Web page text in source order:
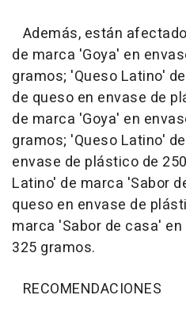
Además, están
de marca 'Goya' en
gramos; 'Queso Latino'
de queso en envase de
de marca 'Goya' en
gramos; 'Queso Latino'
envase de plástico de
Latino' de marca 'Sabor
queso en envase de
marca 'Sabor de casa'
325 gramos.
RECOMENDACIONES